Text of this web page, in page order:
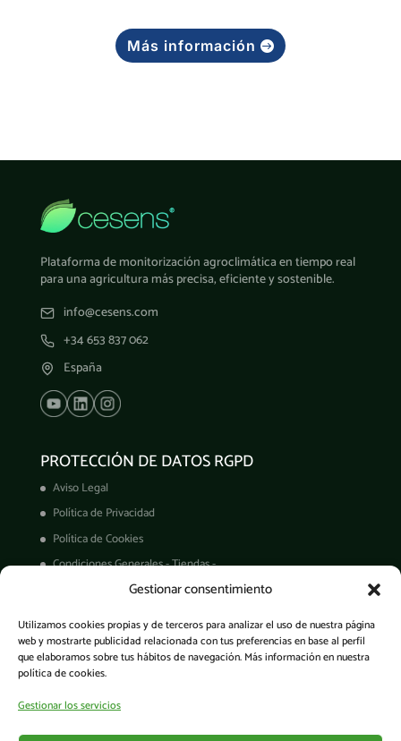
Gestionar consentimiento
Utilizamos cookies propias y de terceros para analizar el uso de nuestra página
web y mostrarte publicidad relacionada con tus preferencias en base al perfil
que elaboramos sobre tus hábitos de navegación. Más información en nuestra
política de cookies.
Gestionar los servicios
Más información
Plataforma de monitorización agroclimática en tiempo real
para una agricultura más precisa, eficiente y sostenible.
info@cesens.com
+34 653 837 062
España
PROTECCIÓN DE DATOS RGPD
Aviso Legal
Política de Privacidad
Política de Cookies
Condiciones Generales - Tiendas -
Derechos ARCO
Condiciones de Venta
Garantía de productos